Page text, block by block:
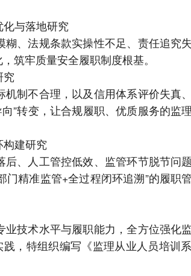
与落地研究
、法规条款实操性不足、责任追究
筑牢质量安全履职制度根基。
究
制不合理，以及信用体系评价失真
”转变，让合规履职、优质服务的监
建研究
、人工管控低效、监管环节脱节问
门精准监管+全过程闭环追溯”的履职
技术水平与履职能力，全方位强化
，特组织编写《监理从业人员培训